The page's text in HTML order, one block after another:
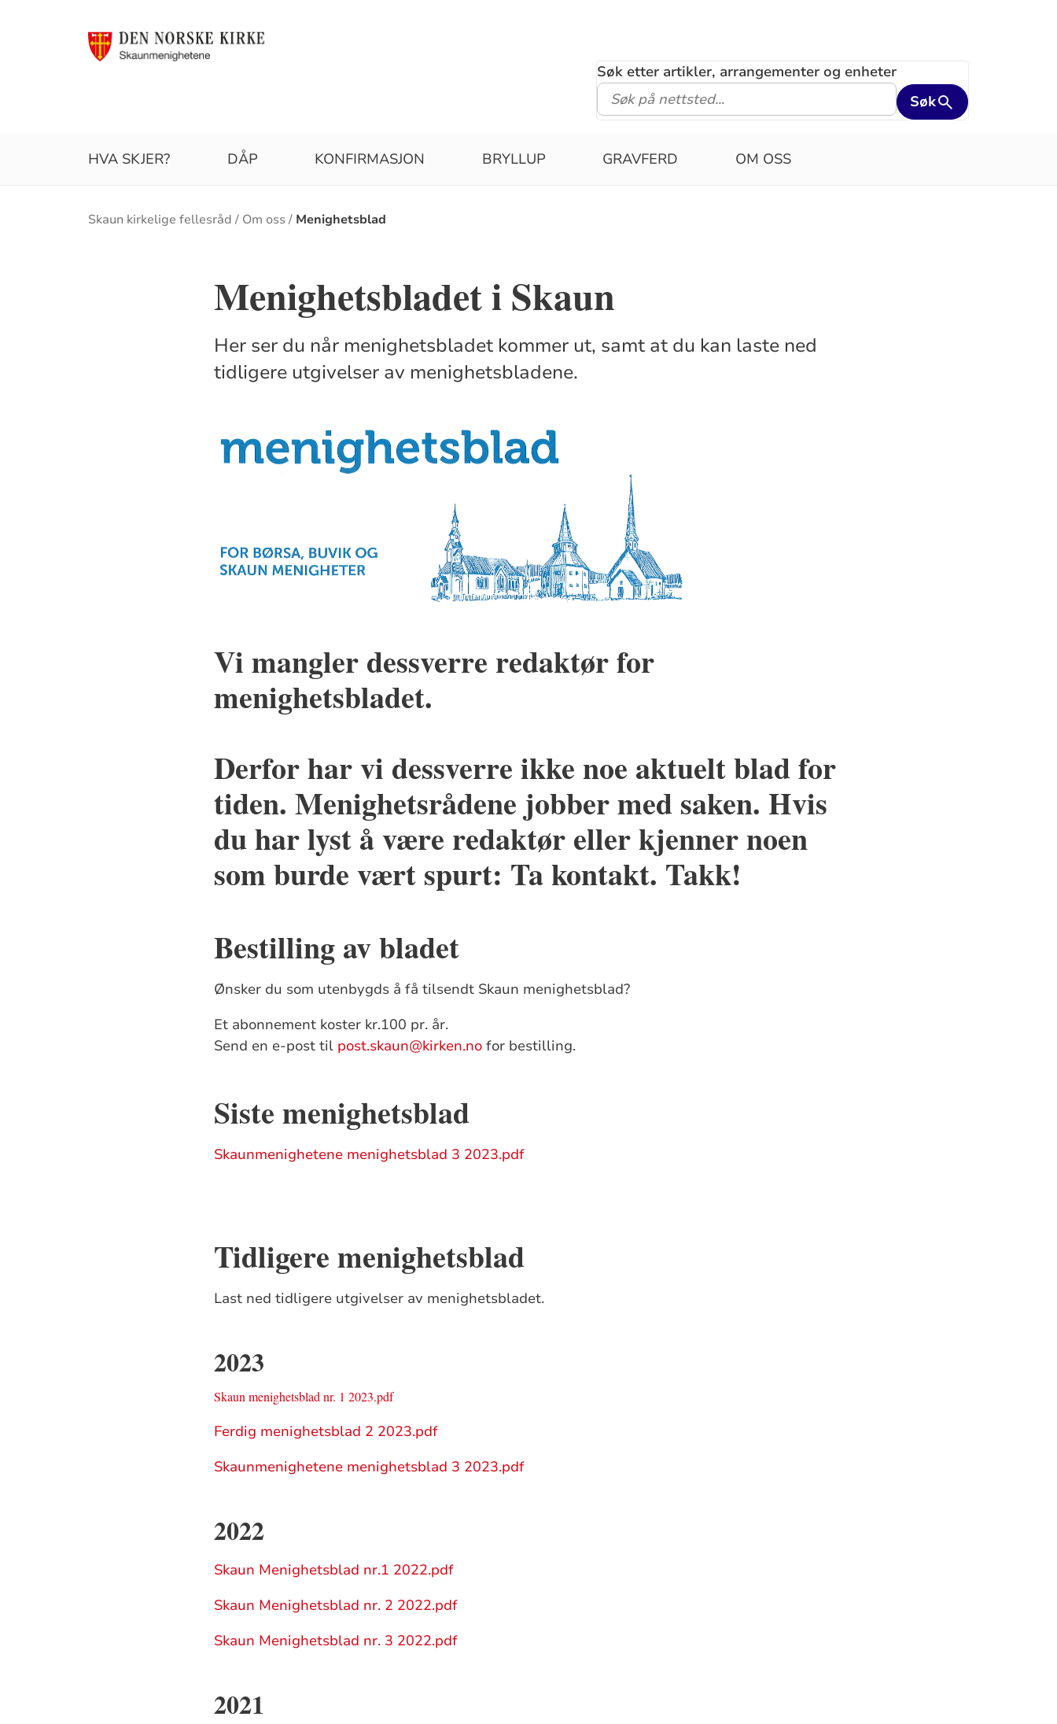
Søk etter artikler, arrangementer og enheter
Søk
HVA SKJER? DÅP KONFIRMASJON BRYLLUP GRAVFERD OM OSS
Brødsmulesti
Skaun kirkelige fellesråd Om oss Menighetsblad
Menighetsbladet i Skaun
Her ser du når menighetsbladet kommer ut, samt at du kan laste ned
tidligere utgivelser av menighetsbladene.
Vi mangler dessverre redaktør for
menighetsbladet.
Derfor har vi dessverre ikke noe aktuelt blad for
tiden. Menighetsrådene jobber med saken. Hvis
du har lyst å være redaktør eller kjenner noen
som burde vært spurt: Ta kontakt. Takk!
Bestilling av bladet
Ønsker du som utenbygds å få tilsendt Skaun menighetsblad?
Et abonnement koster kr.100 pr. år.
Send en e-post til post.skaun@kirken.no for bestilling.
Siste menighetsblad
Skaunmenighetene menighetsblad 3 2023.pdf
Tidligere menighetsblad
Last ned tidligere utgivelser av menighetsbladet.
2023
Skaun menighetsblad nr. 1 2023.pdf
Ferdig menighetsblad 2 2023.pdf
Skaunmenighetene menighetsblad 3 2023.pdf
2022
Skaun Menighetsblad nr.1 2022.pdf
Skaun Menighetsblad nr. 2 2022.pdf
Skaun Menighetsblad nr. 3 2022.pdf
2021